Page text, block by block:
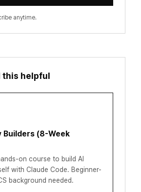
anytime.
this helpful
Builders (8-Week
on course to build AI
with Claude Code. Beginner-
background needed.